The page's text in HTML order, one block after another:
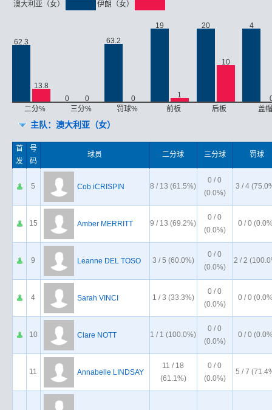
澳大利亚（女） 伊朗（女）
62.3
13.8
二分%
0
0
三分%
63.2
0
罚球%
19
1
前板
20
10
后板
4
盖
主队：澳大利亚（女）
首
发
号
码
球员 二分球 三分球 罚球
5 Cob iCRISPIN 8 / 13 (61.5%)
0 / 0
(0.0%)
3 / 4
15 Amber MERRITT 9 / 13 (69.2%)
0 / 0
(0.0%)
0 / 0
9 Leanne DEL TOSO 3 / 5 (60.0%)
0 / 0
(0.0%)
2 / 2
4 Sarah VINCI 1 / 3 (33.3%)
0 / 0
(0.0%)
0 / 0
10 Clare NOTT 1 / 1 (100.0%)
0 / 0
(0.0%)
0 / 0
11 Annabelle LINDSAY
11 / 18
(61.1%)
0 / 0
(0.0%)
5 / 7